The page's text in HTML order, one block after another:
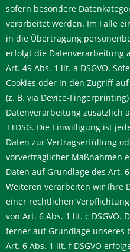
sofern besondere
verarbeitet werden. Im Falle
in die Übertragung
erfolgt die Datenverarbeitung
Art. 49 Abs. 1 lit. a DSGVO.
Cookies oder in den Zugriff
(z. B. via Device-
Datenverarbeitung zusätzlich
TTDSG. Die Einwilligung ist
Daten zur Vertragserfüllung
vorvertraglicher Maßnahmen
Daten auf Grundlage des Art.
Weiteren verarbeiten wir Ihre
einer rechtlichen
von Art. 6 Abs. 1 lit. c DSGVO.
ferner auf Grundlage unseres
Art. 6 Abs. 1 lit. f DSGVO